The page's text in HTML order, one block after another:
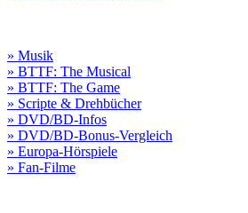
» Musik
» BTTF: The Musical
» BTTF: The Game
» Scripte & Drehbücher
» DVD/BD-Infos
» DVD/BD-Bonus-Vergleich
» Europa-Hörspiele
» Fan-Filme